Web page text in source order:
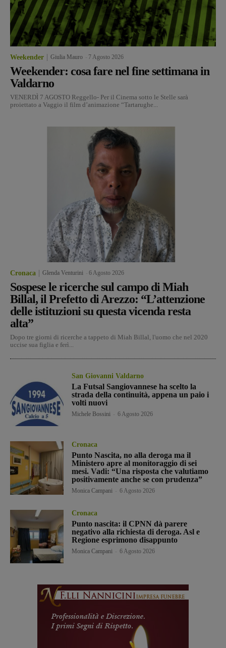
Weekender Giulia Mauro 7 Agosto 2026
Weekender: cosa fare nel fine settimana in
Valdarno
VENERDÌ 7 AGOSTO Reggello- Per il Cinema sotto le Stelle sarà
proiettato a Vaggio il film d’animazione “Tartarughe...
Cronaca Glenda Venturini 6 Agosto 2026
Sospese le ricerche sul campo di Miah
Billal, il Prefetto di Arezzo: “L’attenzione
delle istituzioni su questa vicenda resta
alta”
Dopo tre giorni di ricerche a tappeto di Miah Billal, l'uomo che nel 2020
uccise sua figlia e ferì...
San Giovanni Valdarno
La Futsal Sangiovannese ha scelto la
strada della continuità, appena un paio i
volti nuovi
Michele Bossini 6 Agosto 2026
Cronaca
Punto Nascita, no alla deroga ma il
Ministero apre al monitoraggio di sei
mesi. Vadi: “Una risposta che valutiamo
positivamente anche se con prudenza”
Monica Campani 6 Agosto 2026
Cronaca
Punto nascita: il CPNN dà parere
negativo alla richiesta di deroga. Asl e
Regione esprimono disappunto
Monica Campani 6 Agosto 2026